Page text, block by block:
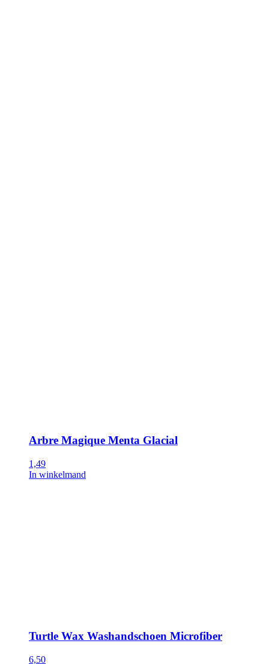
Arbre Magique Menta Glacial
1,49
In winkelmand
Turtle Wax Washandschoen Microfiber
6,50